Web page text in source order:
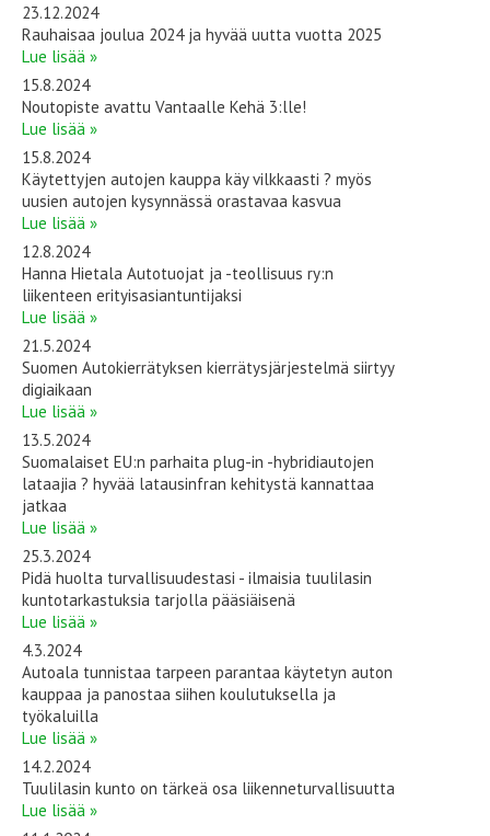
23.12.2024
Rauhaisaa joulua 2024 ja hyvää uutta vuotta 2025
Lue lisää »
15.8.2024
Noutopiste avattu Vantaalle Kehä 3:lle!
Lue lisää »
15.8.2024
Käytettyjen autojen kauppa käy vilkkaasti ? myös
uusien autojen kysynnässä orastavaa kasvua
Lue lisää »
12.8.2024
Hanna Hietala Autotuojat ja -teollisuus ry:n
liikenteen erityisasiantuntijaksi
Lue lisää »
21.5.2024
Suomen Autokierrätyksen kierrätysjärjestelmä siirtyy
digiaikaan
Lue lisää »
13.5.2024
Suomalaiset EU:n parhaita plug-in -hybridiautojen
lataajia ? hyvää latausinfran kehitystä kannattaa
jatkaa
Lue lisää »
25.3.2024
Pidä huolta turvallisuudestasi - ilmaisia tuulilasin
kuntotarkastuksia tarjolla pääsiäisenä
Lue lisää »
4.3.2024
Autoala tunnistaa tarpeen parantaa käytetyn auton
kauppaa ja panostaa siihen koulutuksella ja
työkaluilla
Lue lisää »
14.2.2024
Tuulilasin kunto on tärkeä osa liikenneturvallisuutta
Lue lisää »